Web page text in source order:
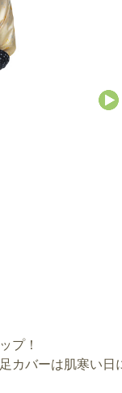
プ！
カバーは肌寒い日